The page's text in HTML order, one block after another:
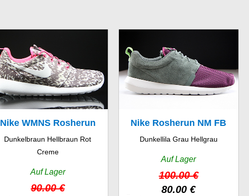
Nike WMNS Rosherun
Print
Dunkelbraun Hellbraun Rot
Creme
Auf Lager
90.00 €
Nike Rosherun NM FB
Dunkellila Grau Hellgrau
Auf Lager
100.00 €
80.00 €